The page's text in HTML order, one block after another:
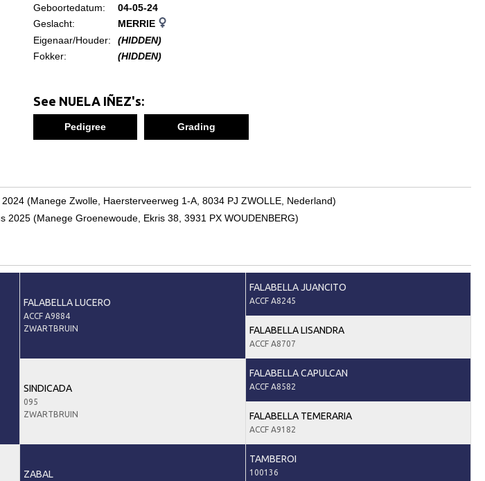
Geboortedatum:
04-05-24
Geslacht:
MERRIE
Eigenaar/Houder:
(HIDDEN)
Fokker:
(HIDDEN)
See NUELA IÑEZ's:
Pedigree Grading
(Manege Zwolle, Haersterveerweg 1-A, 8034 PJ ZWOLLE, Nederland)
(Manege Groenewoude, Ekris 38, 3931 PX WOUDENBERG)
FALABELLA LUCERO
ACCF A9884
ZWARTBRUIN
FALABELLA JUANCITO
ACCF A8245
FALABELLA LISANDRA
ACCF A8707
SINDICADA
095
ZWARTBRUIN
FALABELLA CAPULCAN
ACCF A8582
FALABELLA TEMERARIA
ACCF A9182
ZABAL
TAMBEROI
100136